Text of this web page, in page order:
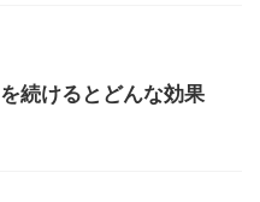
続けるとどんな効果